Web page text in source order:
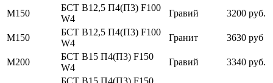
М150
БСТ В12,5 П4(П3) F100
W4
Гравий 3200 руб.
М150
БСТ В12,5 П4(П3) F100
W4
Гранит 3630 руб
М200
БСТ В15 П4(П3) F150
W4
Гравий 3340 руб.
БСТ В15 П4(П3) F150